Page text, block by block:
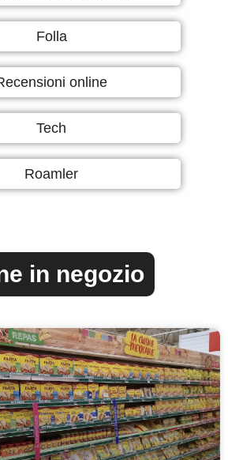
Folla
online
Tech
Roamler
in negozio